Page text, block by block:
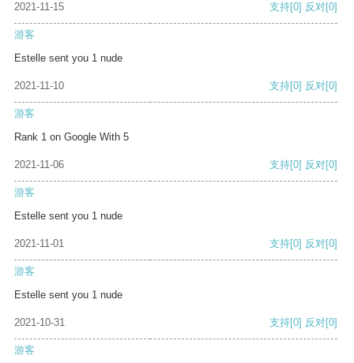
2021-11-15 支持[0] 反对[0]
游客
Estelle sent you 1 nude
2021-11-10 支持[0] 反对[0]
游客
Rank 1 on Google With 5
2021-11-06 支持[0] 反对[0]
游客
Estelle sent you 1 nude
2021-11-01 支持[0] 反对[0]
游客
Estelle sent you 1 nude
2021-10-31 支持[0] 反对[0]
游客